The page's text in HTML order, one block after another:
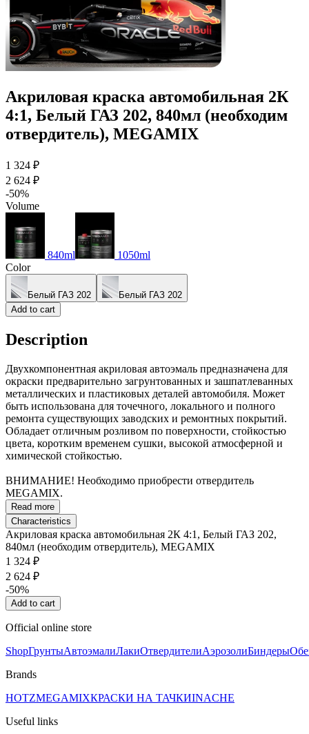
Акриловая краска автомобильная 2К
4:1, Белый ГАЗ 202, 840мл (необходим
отвердитель), MEGAMIX
1 324 ₽
2 624 ₽
-50%
Volume
840ml
1050ml
Color
Белый ГАЗ 202
Белый ГАЗ 202
Add to cart
Description
Двухкомпонентная акриловая автоэмаль предназначена для
окраски предварительно загрунтованных и зашпатлеванных
металлических и пластиковых деталей автомобиля. Может
быть использована для точечного, локального и полного
ремонта существующих заводских и ремонтных покрытий.
Обладает отличным розливом по поверхности, стойкостью
цвета, коротким временем сушки, высокой атмосферной и
химической стойкостью.
ВНИМАНИЕ! Необходимо приобрести отвердитель
MEGAMIX.
Read more
Characteristics
Акриловая краска автомобильная 2К 4:1, Белый ГАЗ 202,
840мл (необходим отвердитель), MEGAMIX
1 324 ₽
2 624 ₽
-50%
Add to cart
Official online store
ShopГрунтыАвтоэмалиЛакиОтвердителиАэрозолиБиндеры
Brands
HOTZMEGAMIXКРАСКИ НА ТАЧКИINACHE
Useful links